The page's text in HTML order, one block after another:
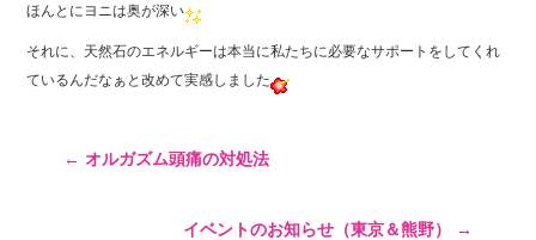
ほんとにヨニは奥が深い
それに、天然石のエネルギーは本当に私たちに必要なサポートをしてくれ
ているんだなぁと改めて実感しました
← オルガズム頭痛の対処法
イベントのお知らせ（東京＆熊野） →